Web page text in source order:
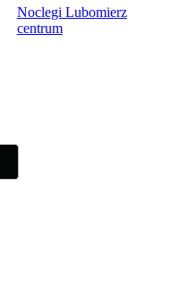
Noclegi Lubomierz
centrum